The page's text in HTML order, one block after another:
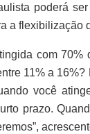
poderá
a flexibilização
com
11% a
você
prazo.